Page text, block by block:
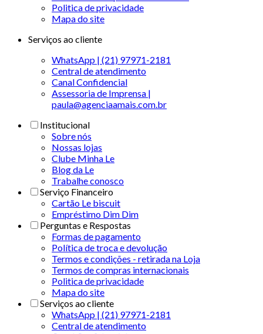
Politica de privacidade
Mapa do site
Serviços ao cliente
WhatsApp | (21) 97971-2181
Central de atendimento
Canal Confidencial
Assessoria de Imprensa |
paula@agenciaamais.com.br
Institucional
Sobre nós
Nossas lojas
Clube Minha Le
Blog da Le
Trabalhe conosco
Serviço Financeiro
Cartão Le biscuit
Empréstimo Dim Dim
Perguntas e Respostas
Formas de pagamento
Política de troca e devolução
Termos e condições - retirada na Loja
Termos de compras internacionais
Politica de privacidade
Mapa do site
Serviços ao cliente
WhatsApp | (21) 97971-2181
Central de atendimento